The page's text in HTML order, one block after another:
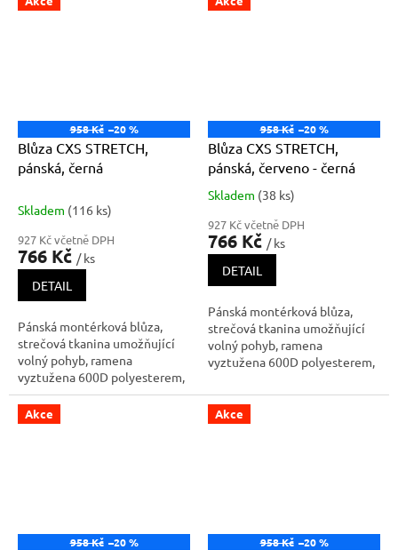
nastavitelnou manžetou,
na levém rukávu, kryté
958 Kč –20 %
Blůza CXS STRETCH,
pánská, černá
Skladem (116 ks)
927 Kč včetně DPH
766 Kč / ks
DETAIL
Pánská montérková blůza,
strečová tkanina umožňující
volný pohyb, ramena
vyztužena 600D polyesterem,
rukávy s nastavitelnou
manžetou, kapsička s klopou
na levém rukávu, kryté
958 Kč –20 %
Blůza CXS STRETCH,
pánská, červeno - černá
Průměrné
produktu
je
5,0
hvězdiček.
Skladem (38 ks)
927 Kč včetně DPH
766 Kč / ks
DETAIL
Pánská montérková blůza,
strečová tkanina umožňující
volný pohyb, ramena
vyztužena 600D polyesterem,
manžetou, kapsička s klopou
na levém rukávu, kryté
zapínání na zip a druky, náprsní
Akce
958 Kč –20 %
Akce
958 Kč –20 %